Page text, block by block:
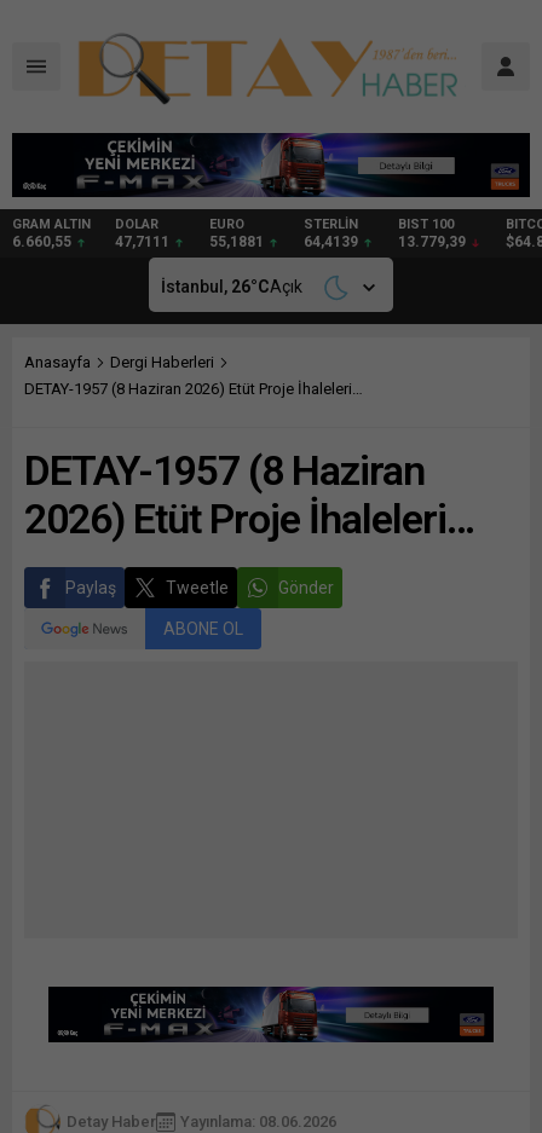
DOLAR
47,7111
EURO
55,1881
STERLİN
64,4139
BIST 100
13.779,39
BITCOIN
$64.809 97,57
İstanbul, 26°CAçık
Anasayfa
Dergi Haberleri
DETAY-1957 (8 Haziran 2026) Etüt Proje İhaleleri…
DETAY-1957 (8 Haziran
2026) Etüt Proje İhaleleri…
Paylaş Tweetle Gönder
ABONE OL
Detay Haber Yayınlama: 08.06.2026